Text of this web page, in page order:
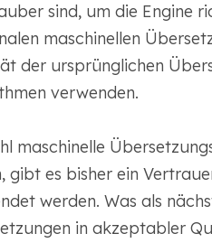
sind, um die Engine
maschinellen
der ursprünglichen
verwenden.
maschinelle
gibt es bisher ein
werden. Was als
in akzeptabler